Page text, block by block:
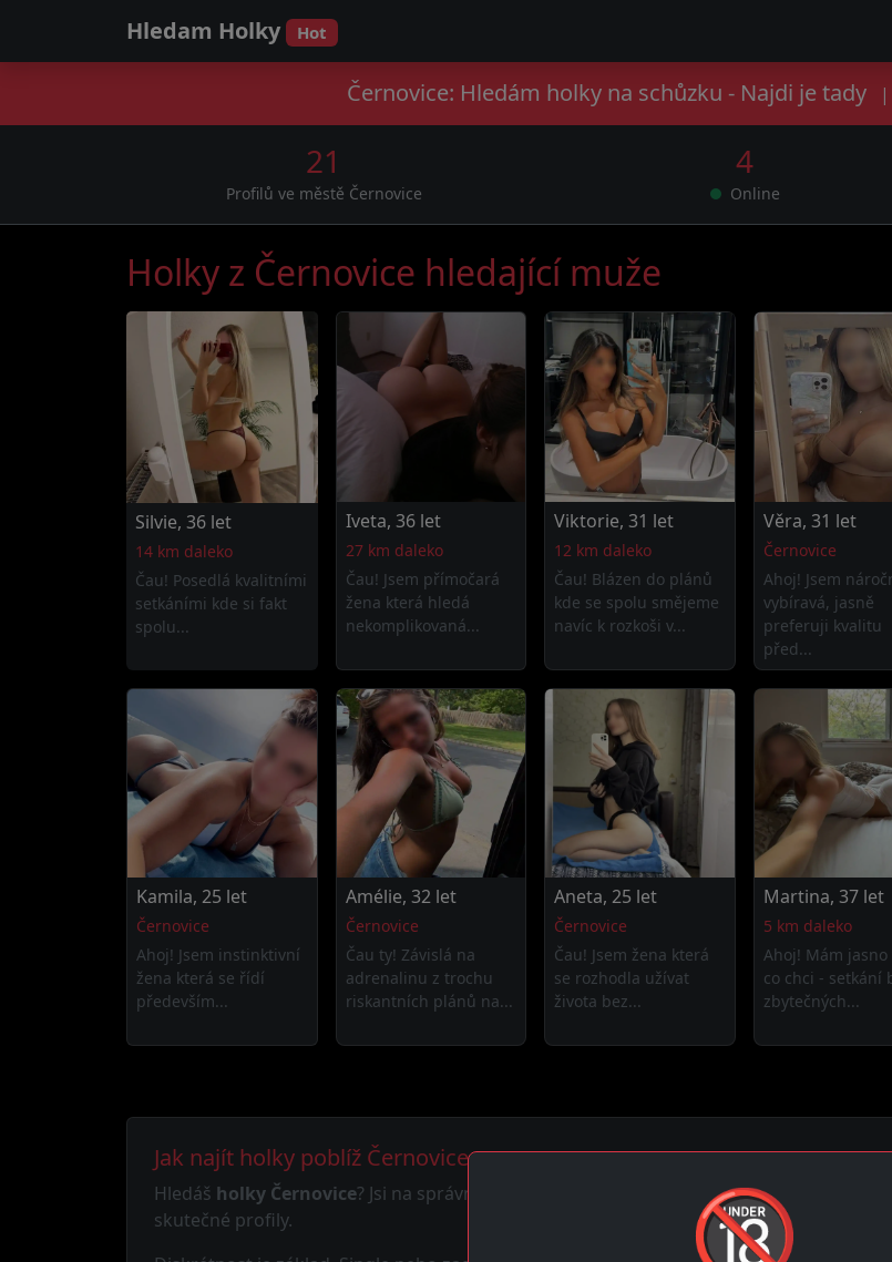
Hledam Holky Hot
Černovice: Hledám holky na schůzku - Najdi je tady |
21
Profilů ve městě Černovice
4
Online
Holky z Černovice hledající muže
Silvie, 36 let
14 km daleko
Čau! Posedlá kvalitními
setkáními kde si fakt
spolu...
Iveta, 36 let
27 km daleko
Čau! Jsem přímočará
žena která hledá
nekomplikovaná...
Viktorie, 31 let
12 km daleko
Čau! Blázen do plánů
kde se spolu smějeme
navíc k rozkoši v...
Věra, 31 let
Černovice
Ahoj! Jsem
vybíravá, jasně
preferuji kvalitu
před...
Kamila, 25 let
Černovice
Ahoj! Jsem instinktivní
žena která se řídí
především...
Amélie, 32 let
Černovice
Čau ty! Závislá na
adrenalinu z trochu
riskantních plánů na...
Aneta, 25 let
Černovice
Čau! Jsem žena která
se rozhodla užívat
života bez...
Martina, 37 let
5 km daleko
Ahoj! Mám jasno
co chci - setkání
zbytečných...
Jak najít holky poblíž Černovice
Hledáš holky Černovice? Jsi na správném místě. Hledam-holky.cz ti nabízí sexy ženy
skutečné profily.
🔞